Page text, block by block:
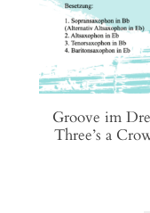
Groove im
Three’s a